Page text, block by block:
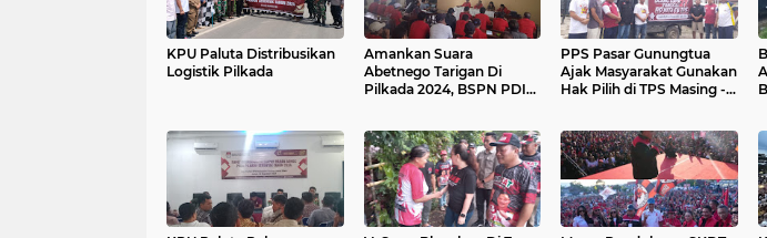
KPU Paluta Distribusikan
Logistik Pilkada
Amankan Suara
Abetnego Tarigan Di
Pilkada 2024, BSPN PDI
PPS Pasar Gunungtua
Ajak Masyarakat Gunakan
Hak Pilih di TPS Masing -